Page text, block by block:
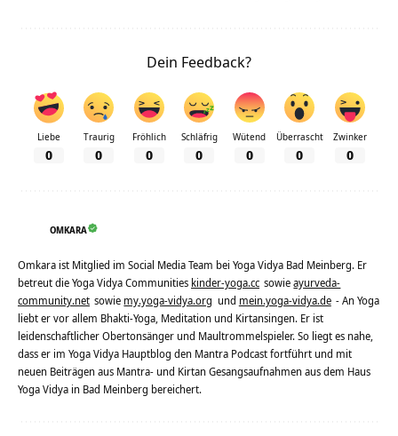
Dein Feedback?
Liebe
0
Traurig
0
Fröhlich
0
Schläfrig
0
Wütend
0
Überrascht
0
Zwinker
0
OMKARA
Omkara ist Mitglied im Social Media Team bei Yoga Vidya Bad Meinberg. Er
betreut die Yoga Vidya Communities kinder-yoga.cc sowieayurveda-
community.net sowie my.yoga-vidya.org und mein.yoga-vidya.de - An Yoga
liebt er vor allem Bhakti-Yoga, Meditation und Kirtansingen. Er ist
leidenschaftlicher Obertonsänger und Maultrommelspieler. So liegt es nahe,
dass er im Yoga Vidya Hauptblog den Mantra Podcast fortführt und mit
neuen Beiträgen aus Mantra- und Kirtan Gesangsaufnahmen aus dem Haus
Yoga Vidya in Bad Meinberg bereichert.